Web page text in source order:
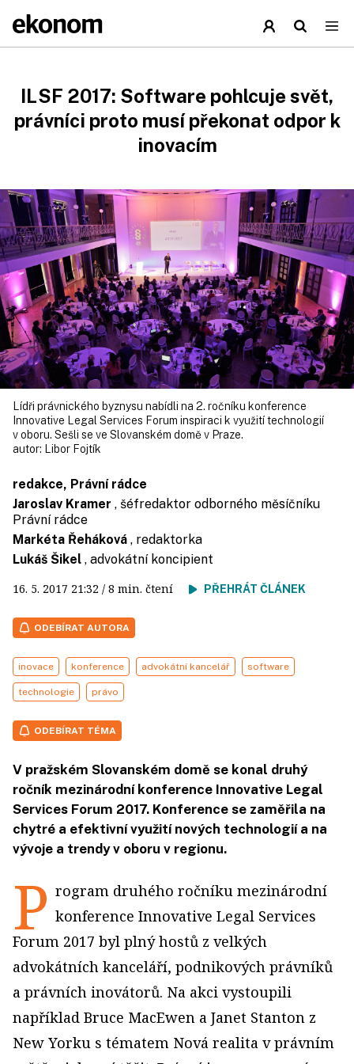
ILSF 2017: Software pohlcuje svět,
právníci proto musí překonat odpor k
inovacím
Lídři právnického byznysu nabídli na 2. ročníku konference
Innovative Legal Services Forum inspiraci k využití technologií
v oboru. Sešli se ve Slovanském domě v Praze.
autor:
Libor Fojtík
redakce, Právní rádce
Jaroslav Kramer , šéfredaktor odborného měsíčníku
Právní rádce
Markéta Řeháková , redaktorka
Lukáš Šikel , advokátní koncipient
16. 5. 2017 21:32 / 8 min. čtení PŘEHRÁT ČLÁNEK
ODEBÍRAT AUTORA
inovace konference advokátní kancelář software
technologie právo
ODEBÍRAT TÉMA
V pražském Slovanském domě se konal druhý
ročník mezinárodní konference Innovative Legal
Services Forum 2017. Konference se zaměřila na
chytré a efektivní využití nových technologií a na
vývoje a trendy v oboru v regionu.
P rogram druhého ročníku mezinárodní
konference Innovative Legal Services
Forum 2017 byl plný hostů z velkých
advokátních kanceláří, podnikových právníků
a právních inovátorů. Na akci vystoupili
například Bruce MacEwen a Janet Stanton z
New Yorku s tématem Nová realita v právním